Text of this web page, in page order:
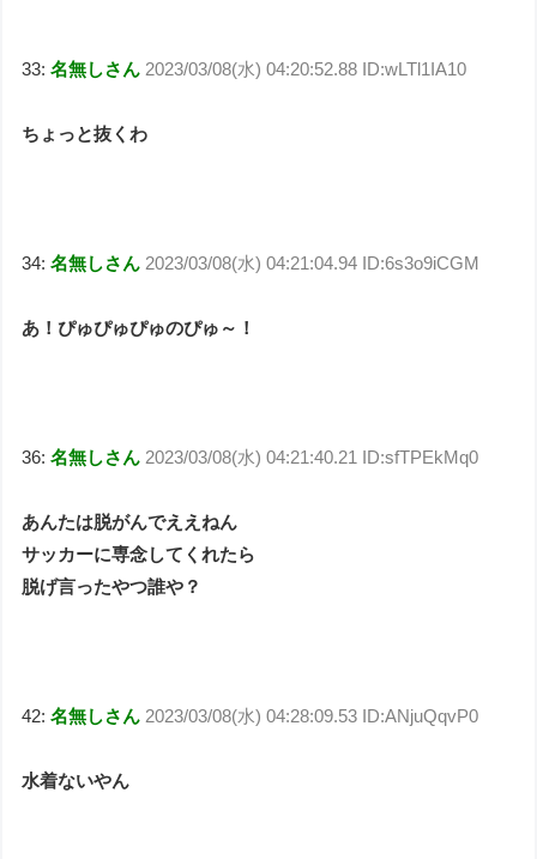
33:名無しさん 2023/03/08(水) 04:20:52.88 ID:wLTl1IA10
ちょっと抜くわ
34:名無しさん 2023/03/08(水) 04:21:04.94 ID:6s3o9iCGM
あ！ぴゅぴゅぴゅのぴゅ～！
36:名無しさん 2023/03/08(水) 04:21:40.21 ID:sfTPEkMq0
あんたは脱がんでええねん
サッカーに専念してくれたら
脱げ言ったやつ誰や？
42:名無しさん 2023/03/08(水) 04:28:09.53 ID:ANjuQqvP0
水着ないやん